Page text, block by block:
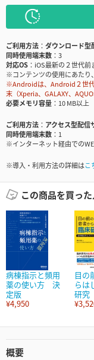
ご利用方法
ダウンロード型
同時使用端末数
3
対応OS
iOS最新の２世代
※コンテンツの使用にあた
※Androidは、Android２世代
末（Xperia、GALAXY、
必要メモリ容量
10 MB以上
ご利用方法
アクセス型配信
同時使用端末数
1
※インターネット経由での
※導入・利用方法の詳細はこ
この商品を買っ
病棟指示と頻用
薬の使い方 決
定版
¥4,950
目の
らは
研究
概要